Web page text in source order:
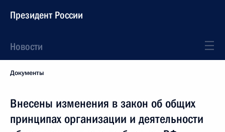
Президент России
Новости
Документы
Внесены изменения в закон об общих
принципах организации и деятельности